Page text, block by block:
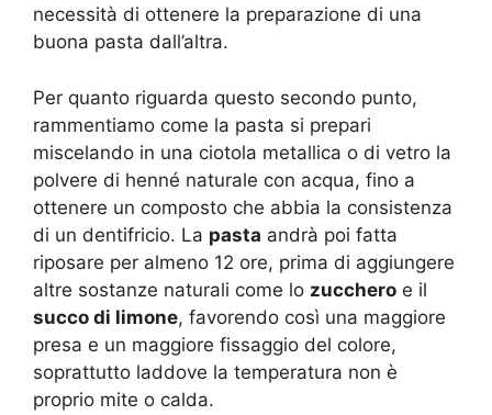
necessità di ottenere la preparazione di una
buona pasta dall’altra.
Per quanto riguarda questo secondo punto,
rammentiamo come la pasta si prepari
miscelando in una ciotola metallica o di vetro la
polvere di henné naturale con acqua, fino a
ottenere un composto che abbia la consistenza
di un dentifricio. La pasta andrà poi fatta
riposare per almeno 12 ore, prima di aggiungere
altre sostanze naturali come lo zucchero e il
succo di limone, favorendo così una maggiore
presa e un maggiore fissaggio del colore,
soprattutto laddove la temperatura non è
proprio mite o calda.